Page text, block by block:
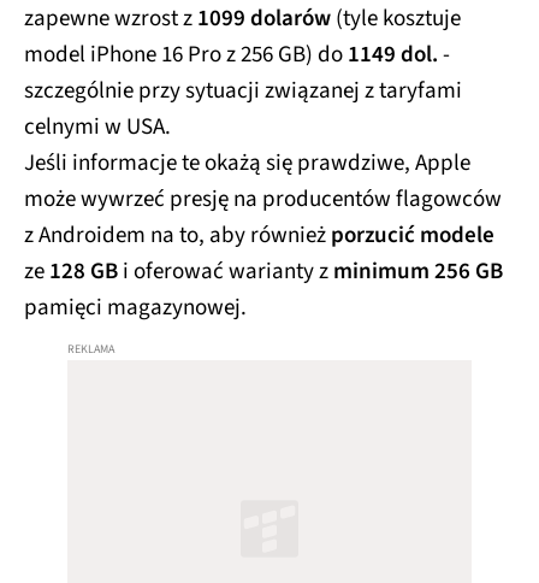
zapewne wzrost z1099 dolarów(tyle kosztuje
model iPhone 16 Pro z 256 GB) do1149 dol.-
szczególnie przy sytuacji związanej z taryfami
celnymi w USA.
Jeśli informacje te okażą się prawdziwe, Apple
może wywrzeć presję na producentów flagowców
z Androidem na to, aby równieżporzucić modele
ze128 GBi oferować warianty zminimum 256 GB
pamięci magazynowej.